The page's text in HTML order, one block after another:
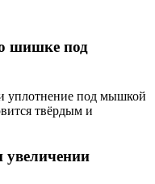
о шишке под
уплотнение под мышкой
твёрдым и
увеличении